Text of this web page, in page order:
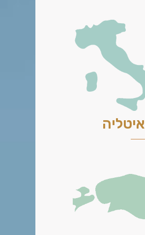
איטליה